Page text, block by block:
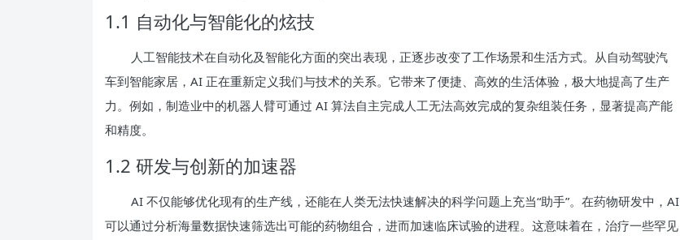
1.1 自动化与智能化的炫技
人工智能技术在自动化及智能化方面的突出表现，正逐步改变了工作场景和生活方式。从自动驾驶汽
车到智能家居，AI 正在重新定义我们与技术的关系。它带来了便捷、高效的生活体验，极大地提高了生产
力。例如，制造业中的机器人臂可通过 AI 算法自主完成人工无法高效完成的复杂组装任务，显著提高产能
和精度。
1.2 研发与创新的加速器
AI 不仅能够优化现有的生产线，还能在人类无法快速解决的科学问题上充当“助手”。在药物研发中，AI
可以通过分析海量数据快速筛选出可能的药物组合，进而加速临床试验的进程。这意味着在，治疗一些罕见